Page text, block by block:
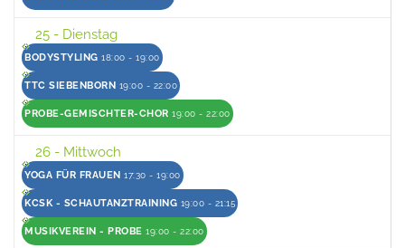
25 - Dienstag
BODYSTYLING 18:00 - 19:00
TTC SIEBENBORN 19:00 - 22:00
PROBE-GEMISCHTER-CHOR 19:00 - 22:00
26 - Mittwoch
YOGA FÜR FRAUEN 17:30 - 19:00
KCSK - SCHAUTANZTRAINING 19:00 - 21:15
MUSIKVEREIN - PROBE 19:00 - 22:00